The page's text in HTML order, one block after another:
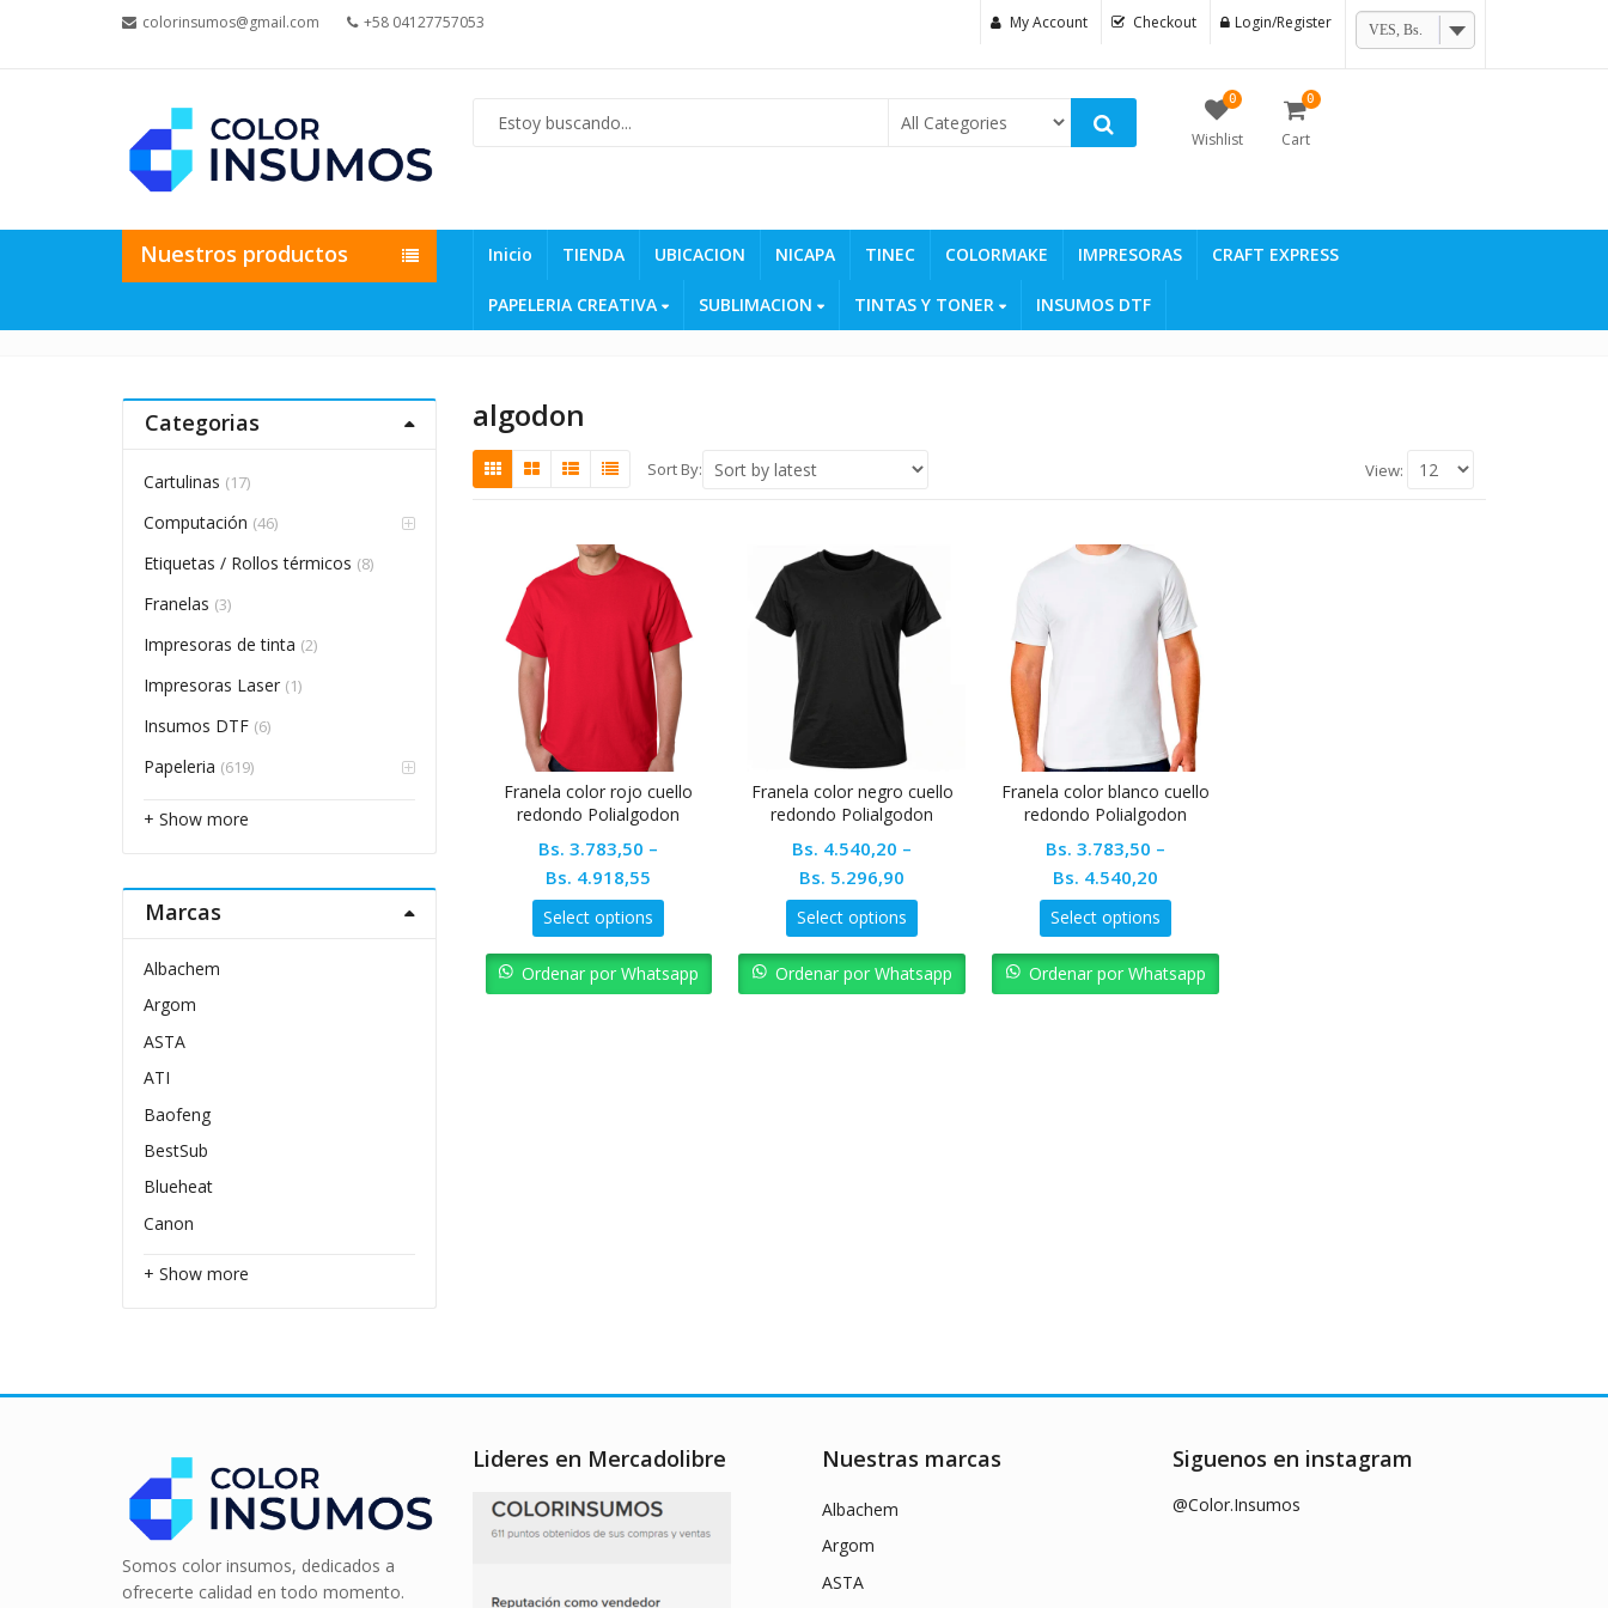
colorinsumos@gmail.com +58 04127757053 My Account Checkout Login/Register VES, Bs.
0
Wishlist
0
Cart
Nuestros productos Inicio TIENDA UBICACION NICAPA TINEC COLORMAKE IMPRESORAS CRAFT EXPRESS
PAPELERIA CREATIVA SUBLIMACION TINTAS Y TONER INSUMOS DTF
algodon
Sort By: View:
Franela color rojo cuello
redondo Polialgodon
Bs. 3.783,50 –
Bs. 4.918,55
Select options
Ordenar por Whatsapp
Franela color negro cuello
redondo Polialgodon
Bs. 4.540,20 –
Bs. 5.296,90
Select options
Ordenar por Whatsapp
Franela color blanco cuello
redondo Polialgodon
Bs. 3.783,50 –
Bs. 4.540,20
Select options
Ordenar por Whatsapp
Categorias
Cartulinas (17)
Computación (46)
Etiquetas / Rollos térmicos (8)
Franelas (3)
Impresoras de tinta (2)
Impresoras Laser (1)
Insumos DTF (6)
Papeleria (619)
+ Show more
Marcas
Albachem
Argom
ASTA
ATI
Baofeng
BestSub
Blueheat
Canon
+ Show more
Somos color insumos, dedicados a
ofrecerte calidad en todo momento.
Lideres en Mercadolibre Nuestras marcas
Albachem
Argom
ASTA
Siguenos en instagram
@Color.Insumos